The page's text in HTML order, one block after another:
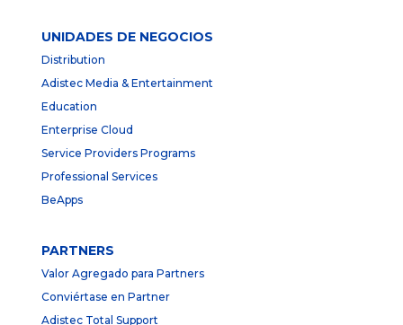
UNIDADES DE NEGOCIOS
Distribution
Adistec Media & Entertainment
Education
Enterprise Cloud
Service Providers Programs
Professional Services
BeApps
PARTNERS
Valor Agregado para Partners
Conviértase en Partner
Adistec Total Support